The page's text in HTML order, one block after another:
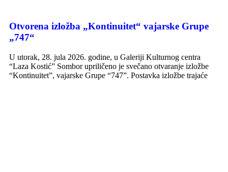
Otvorena izložba „Kontinuitet“ vajarske Grupe
„747“
U utorak, 28. jula 2026. godine, u Galeriji Kulturnog centra
“Laza Kostić” Sombor upriličeno je svečano otvaranje izložbe
“Kontinuitet”, vajarske Grupe “747”. Postavka izložbe trajaće